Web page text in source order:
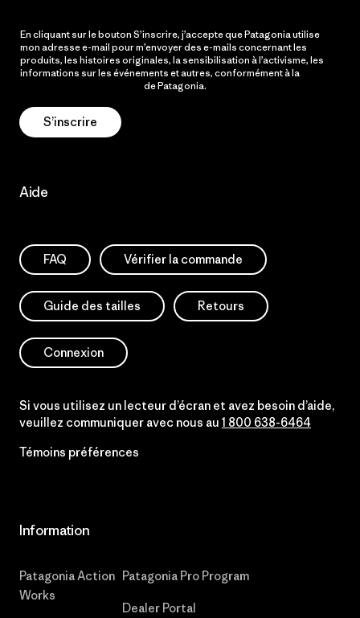
En cliquant sur le bouton S’inscrire, j’accepte que Patagonia utilise
mon adresse e-mail pour m’envoyer des e-mails concernant les
produits, les histoires originales, la sensibilisation à l’activisme, les
informations sur les événements et autres, conformément à la
de Patagonia.
S’inscrire
Aide
FAQ Vérifier la commande
Guide des tailles Retours
Connexion
Si vous utilisez un lecteur d’écran et avez besoin d’aide,
veuillez communiquer avec nous au 1 800 638-6464
Témoins préférences
Information
Patagonia Action
Works
Patagonia Pro Program
Dealer Portal